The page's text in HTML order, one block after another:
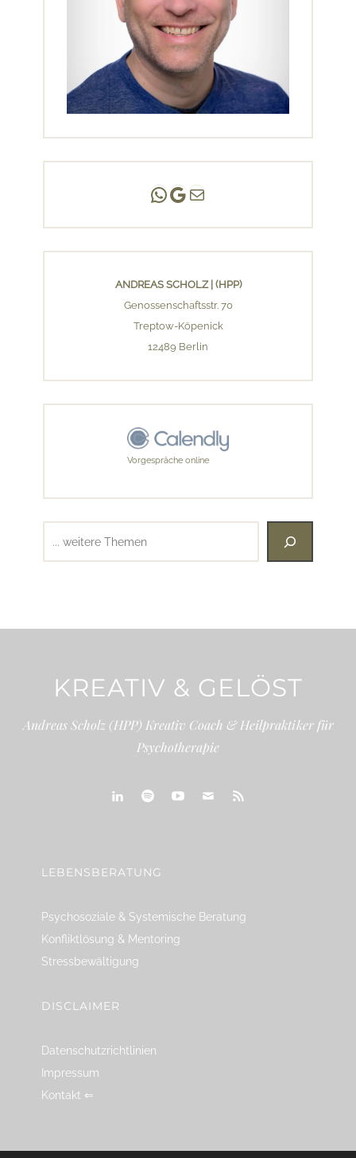
Andreas Scholz | (HPP)
Praxis Adlershof
E-Mail an mich ...
ANDREAS SCHOLZ | (HPP)
Genossenschaftsstr. 70
Treptow-Köpenick
12489 Berlin
Vorgespräche online
KREATIV & GELÖST
Andreas Scholz (HPP) Kreativ Coach & Heilpraktiker für
Psychotherapie
LEBENSBERATUNG
Psychosoziale & Systemische Beratung
Konfliktlösung & Mentoring
Stressbewältigung
DISCLAIMER
Datenschutzrichtlinien
Impressum
Kontakt ⇐